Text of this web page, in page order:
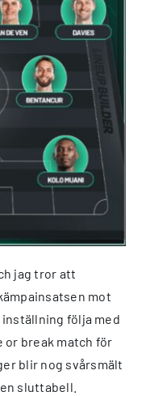
jag tror att
mot
följa med
or break match för
blir nog svårsmält
sluttabell.